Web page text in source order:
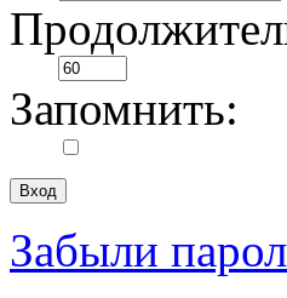
Запомнить:
Забыли